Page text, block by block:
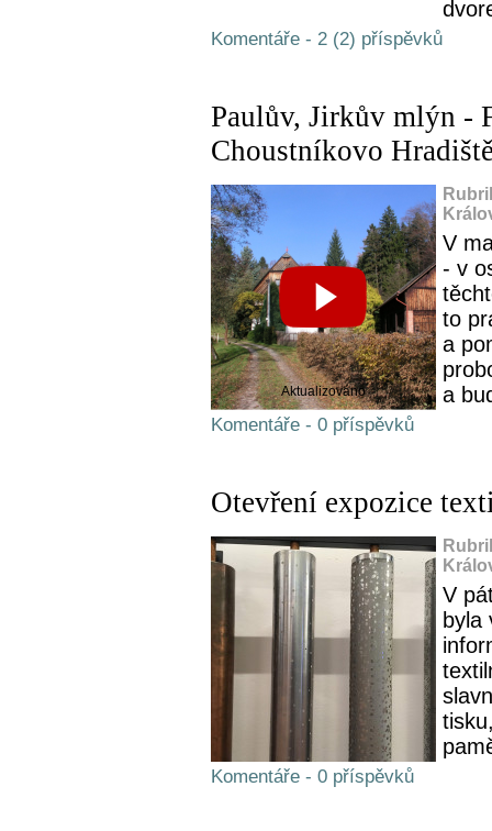
Komentáře - 2 (2) příspěvků
Paulův, Jirkův mlýn -
Choustníkovo
Aktualizováno
V
- v
to
a
a
Komentáře - 0 příspěvků
Otevření expozice
V
byla
Komentáře - 0 příspěvků